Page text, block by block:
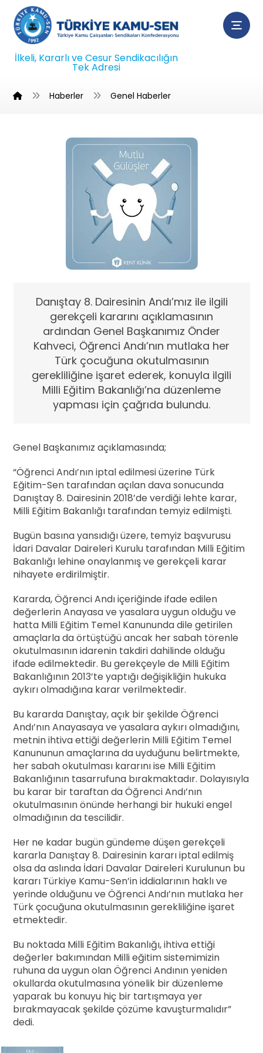
İlkeli, Kararlı ve Cesur Sendikacılığın
Tek Adresi
Haberler Genel Haberler
Danıştay 8. Dairesinin Andı’mız ile ilgili
gerekçeli kararını açıklamasının
ardından Genel Başkanımız Önder
Kahveci, Öğrenci Andı’nın mutlaka her
Türk çocuğuna okutulmasının
gerekliliğine işaret ederek, konuyla ilgili
Milli Eğitim Bakanlığı’na düzenleme
yapması için çağrıda bulundu.
Genel Başkanımız açıklamasında;
“Öğrenci Andı’nın iptal edilmesi üzerine Türk
Eğitim-Sen tarafından açılan dava sonucunda
Danıştay 8. Dairesinin 2018’de verdiği lehte karar,
Milli Eğitim Bakanlığı tarafından temyiz edilmişti.
Bugün basına yansıdığı üzere, temyiz başvurusu
İdari Davalar Daireleri Kurulu tarafından Milli Eğitim
Bakanlığı lehine onaylanmış ve gerekçeli karar
nihayete erdirilmiştir.
Kararda, Öğrenci Andı içeriğinde ifade edilen
değerlerin Anayasa ve yasalara uygun olduğu ve
hatta Milli Eğitim Temel Kanununda dile getirilen
amaçlarla da örtüştüğü ancak her sabah törenle
okutulmasının idarenin takdiri dahilinde olduğu
ifade edilmektedir. Bu gerekçeyle de Milli Eğitim
Bakanlığının 2013’te yaptığı değişikliğin hukuka
aykırı olmadığına karar verilmektedir.
Bu kararda Danıştay, açık bir şekilde Öğrenci
Andı’nın Anayasaya ve yasalara aykırı olmadığını,
metnin ihtiva ettiği değerlerin Milli Eğitim Temel
Kanununun amaçlarına da uyduğunu belirtmekte,
her sabah okutulması kararını ise Milli Eğitim
Bakanlığının tasarrufuna bırakmaktadır. Dolayısıyla
bu karar bir taraftan da Öğrenci Andı’nın
okutulmasının önünde herhangi bir hukuki engel
olmadığının da tescilidir.
Her ne kadar bugün gündeme düşen gerekçeli
kararla Danıştay 8. Dairesinin kararı iptal edilmiş
olsa da aslında İdari Davalar Daireleri Kurulunun bu
kararı Türkiye Kamu-Sen’in iddialarının haklı ve
yerinde olduğunu ve Öğrenci Andı’nın mutlaka her
Türk çocuğuna okutulmasının gerekliliğine işaret
etmektedir.
Bu noktada Milli Eğitim Bakanlığı, ihtiva ettiği
değerler bakımından Milli eğitim sistemimizin
ruhuna da uygun olan Öğrenci Andının yeniden
okullarda okutulmasına yönelik bir düzenleme
yaparak bu konuyu hiç bir tartışmaya yer
bırakmayacak şekilde çözüme kavuşturmalıdır”
dedi.